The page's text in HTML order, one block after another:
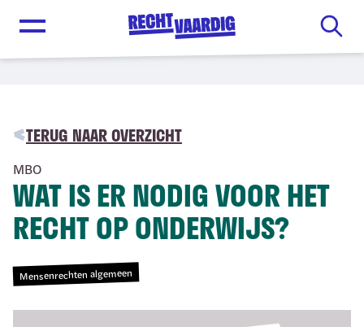
Open menu
TERUG NAAR OVERZICHT
MBO
WAT IS ER NODIG VOOR HET
RECHT OP ONDERWIJS?
Mensenrechten algemeen